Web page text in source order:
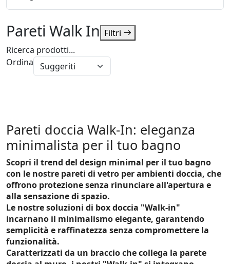
Pareti Walk In Filtri
Ricerca prodotti...
Ordina
Pareti doccia Walk-In: eleganza
minimalista per il tuo bagno
Scopri il trend del design minimal per il tuo bagno
con le nostre pareti di vetro per ambienti doccia, che
offrono protezione senza rinunciare all'apertura e
alla sensazione di spazio.
Le nostre soluzioni di box doccia "Walk-in"
incarnano il minimalismo elegante, garantendo
semplicità e raffinatezza senza compromettere la
funzionalità.
Caratterizzati da un braccio che collega la parete